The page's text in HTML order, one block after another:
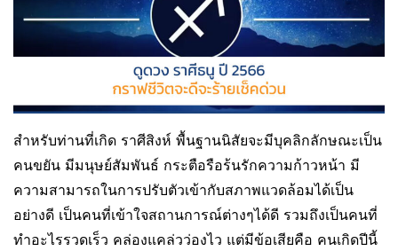
สำหรับท่านที่เกิด ราศีสิงห์ พื้นฐานนิสัยจะมีบุคลิกลักษณะเป็น
คนขยัน มีมนุษย์สัมพันธ์ กระตือรือร้นรักความก้าวหน้า มี
ความสามารถในการปรับตัวเข้ากับสภาพแวดล้อมได้เป็น
อย่างดี เป็นคนที่เข้าใจสถานการณ์ต่างๆได้ดี รวมถึงเป็นคนที่
ทำอะไรรวดเร็ว คล่องแคล่วว่องไว แต่มีข้อเสียคือ คนเกิดปีนี้